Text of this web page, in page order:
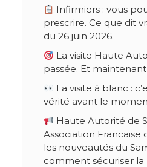
Infirmiers : vous
prescrire. Ce que dit
du 26 juin 2026.
La visite Haute
passée. Et maintenant
La visite à blanc :
vérité avant le
Haute Autorité de
Association Francaise
les nouveautés du
comment sécuriser la